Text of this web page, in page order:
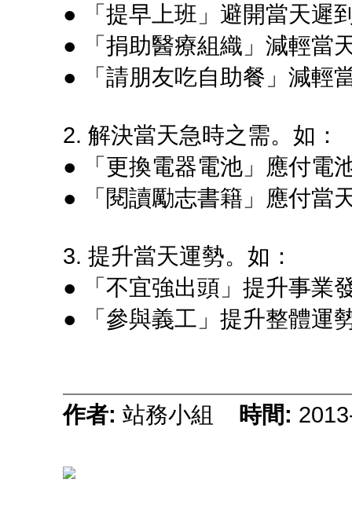
● 「提早上班」避開當天遲
● 「捐助醫療組織」減輕當
● 「請朋友吃自助餐」減輕
2. 解決當天急時之需。如：
● 「更換電器電池」應付電
● 「閱讀勵志書籍」應付當
3. 提升當天運勢。如：
● 「不宜強出頭」提升事業
● 「參與義工」提升整體運
作者: 站務小組 時間: